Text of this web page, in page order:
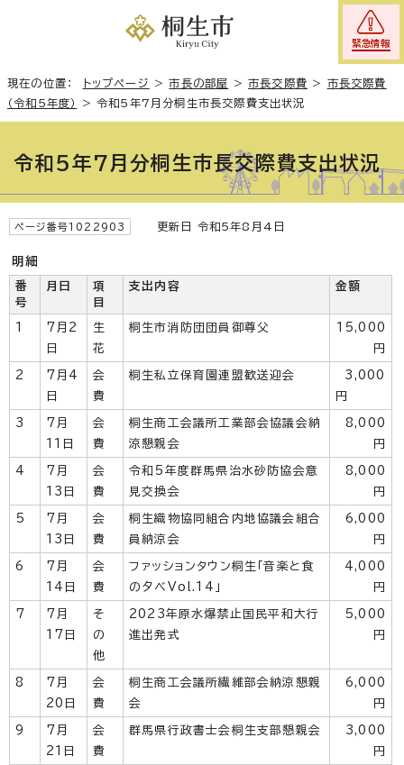
緊急情報
現在の位置： トップページ >市長の部屋 >市長交際費 > 市長交際費
（令和5年度）
>令和5年7月分桐生市長交際費支出状況
令和5年7月分桐生市長交際費支出状況
ページ番号1022903 更新日 令和5年8月4日
明細
番
号
月日
項
目
支出内容 金額
1
7月2
日
生
花
桐生市消防団団員御尊父
15,000
円
2
7月4
日
会
費
桐生私立保育園連盟歓送迎会
3,000
円
3
7月
11日
会
費
桐生商工会議所工業部会協議会納
涼懇親会
8,000
円
4
7月
13日
会
費
令和5年度群馬県治水砂防協会意
見交換会
8,000
円
5
7月
13日
会
費
桐生織物協同組合内地協議会組合
員納涼会
6,000
円
6
7月
14日
会
費
ファッションタウン桐生「音楽と食
の夕べVol.14」
4,000
円
7
7月
17日
そ
の
他
2023年原水爆禁止国民平和大行
進出発式
5,000
円
8
7月
20日
会
費
桐生商工会議所繊維部会納涼懇親
会
6,000
円
9
7月
21日
会
費
群馬県行政書士会桐生支部懇親会
3,000
円